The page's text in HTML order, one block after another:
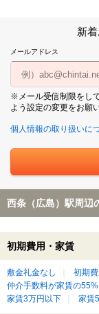
新
メールアドレス
※メール受信制限をし
よう設定の変更をお願
個人情報の取り扱いに
西条（広島）駅周辺
初期費用・家賃
敷金礼金なし 初期
仲介手数料が家賃の
家賃3万円以下
家賃